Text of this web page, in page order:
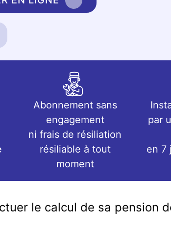
Abonnement sans
engagement
ni frais de résiliation
résiliable à tout
moment
par
en 7
le calcul de sa pension